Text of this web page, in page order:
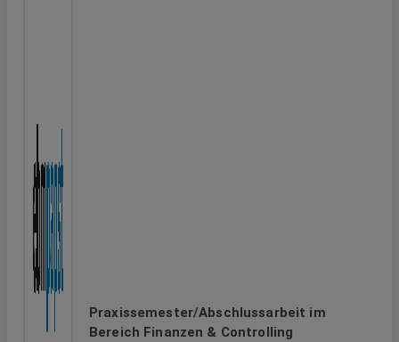
Praxissemester/Abschlussarbeit im
Bereich Finanzen & Controlling